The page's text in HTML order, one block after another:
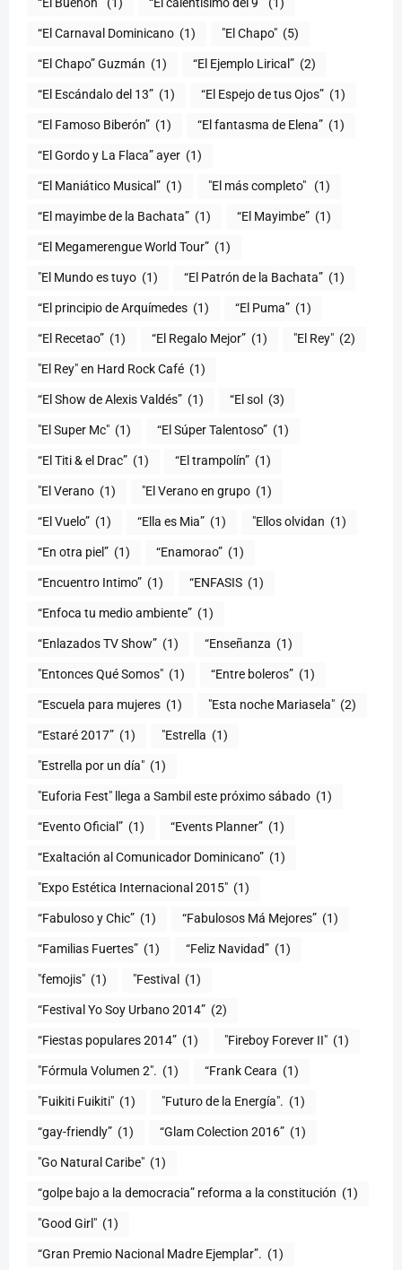
“El Buenón” (1) “El calentísimo del 9” (1)
“El Carnaval Dominicano (1) "El Chapo" (5)
“El Chapo” Guzmán (1) “El Ejemplo Lirical” (2)
“El Escándalo del 13” (1) “El Espejo de tus Ojos” (1)
“El Famoso Biberón” (1) “El fantasma de Elena” (1)
“El Gordo y La Flaca” ayer (1)
“El Maniático Musical” (1) "El más completo" ​ (1)
“El mayimbe de la Bachata” (1) “El Mayimbe” (1)
“El Megamerengue World Tour” (1)
"El Mundo es tuyo (1) “El Patrón de la Bachata” (1)
“El principio de Arquímedes (1) “El Puma” (1)
“El Recetao” (1) “El Regalo Mejor” (1) "El Rey" (2)
"El Rey" en Hard Rock Café (1)
“El Show de Alexis Valdés” (1) “El sol (3)
"El Super Mc" (1) (1)
“El Titi & el Drac” (1) “El trampolín” (1)
"El Verano (1) "El Verano en grupo (1)
(1) “Ella es Mia” (1) "Ellos olvidan (1)
“En otra piel” (1) “Enamorao” (1)
“Encuentro Intimo” (1) “ENFASIS (1)
“Enfoca tu medio ambiente” (1)
“Enlazados TV Show” (1) “Enseñanza (1)
"Entonces Qué Somos" (1) “Entre boleros” (1)
“Escuela para mujeres (1) "Esta noche Mariasela" (2)
“Estaré 2017” (1) "Estrella (1)
"Estrella por un día" (1)
"Euforia Fest" llega a Sambil este próximo sábado (1)
“Evento Oficial” (1) “Events Planner” (1)
“Exaltación al Comunicador Dominicano” (1)
"Expo Estética Internacional 2015" (1)
“Fabuloso y Chic” (1) “Fabulosos Má Mejores” (1)
“Familias Fuertes” (1) “Feliz Navidad” (1)
"femojis" (1) "Festival (1)
“Festival Yo Soy Urbano 2014” (2)
“Fiestas populares 2014” (1) "Fireboy Forever II" (1)
"Fórmula Volumen 2". (1) “Frank Ceara (1)
"Fuikiti Fuikiti" (1) "Futuro de la Energía". (1)
“gay-friendly” (1) “Glam Colection 2016” (1)
"Go Natural Caribe" (1)
“golpe bajo a la democracia” reforma a la constitución (1)
"Good Girl" (1)
“Gran Premio Nacional Madre Ejemplar”. (1)